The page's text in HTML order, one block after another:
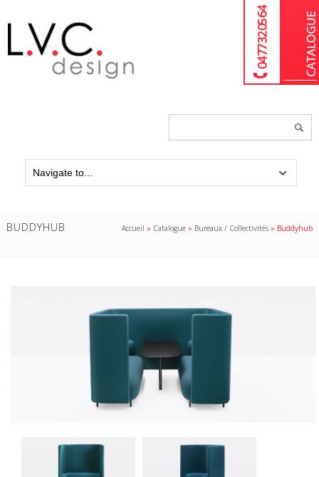
04 77 32 05 64
BUDDYHUB Accueil » Catalogue » Bureaux / Collectivités » Buddyhub